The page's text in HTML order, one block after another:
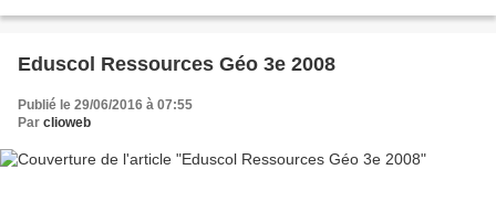
Eduscol Ressources Géo 3e 2008
Publié le 29/06/2016 à 07:55
Par clioweb